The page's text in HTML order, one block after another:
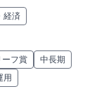
経済
ーフ賞
中長期
用